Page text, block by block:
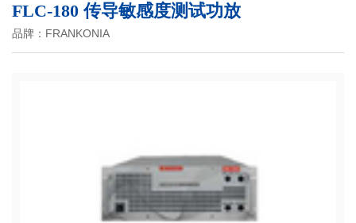
FLC-180 传导敏感度测试功放
品牌：FRANKONIA